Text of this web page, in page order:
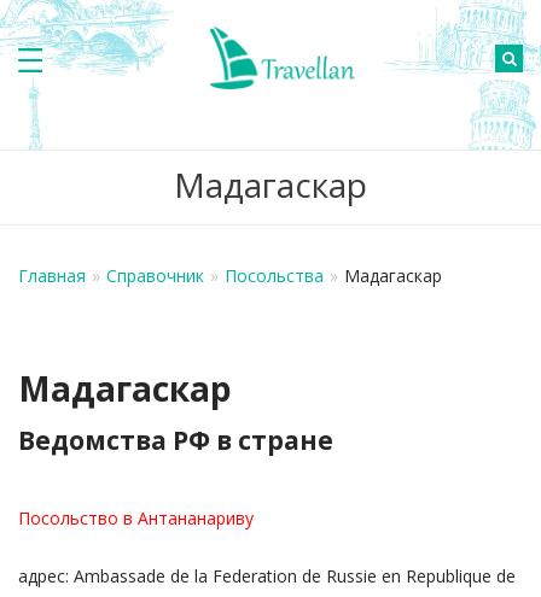
Мадагаскар
Главная » Справочник » Посольства » Мадагаскар
Мадагаскар
Ведомства РФ в стране
Посольство в Антананариву
адрес: Ambassade de la Federation de Russie en Republique de